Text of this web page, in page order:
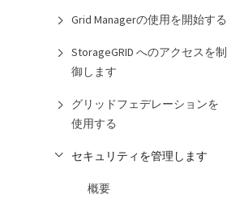
Grid Managerの使用を開始する
StorageGRID へのアクセスを制
御します
グリッドフェデレーションを
使用する
セキュリティを管理します
概要